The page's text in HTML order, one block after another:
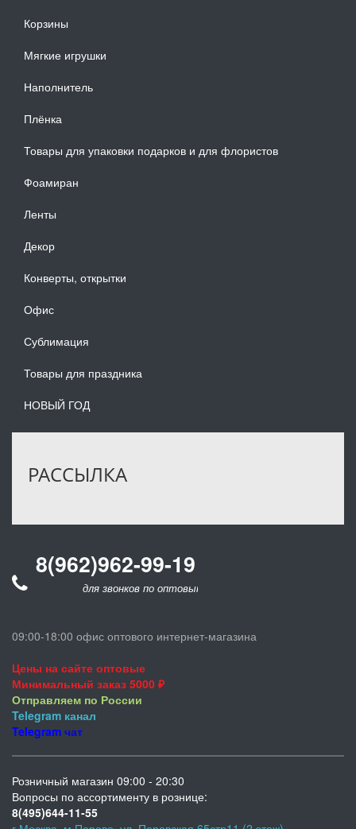
Корзины
Мягкие игрушки
Наполнитель
Плёнка
Товары для упаковки подарков и для флористов
Фоамиран
Ленты
Декор
Конверты, открытки
Офис
Сублимация
Товары для праздника
НОВЫЙ ГОД
РАССЫЛКА
8(962)962-99-19
для звонков по оптовым заказам
09:00-18:00 офис оптового интернет-магазина
Цены на сайте оптовые
Минимальный заказ 5000 ₽
Отправляем по России
Telegram канал
Telegram чат
Розничный магазин 09:00 - 20:30
Вопросы по ассортименту в рознице:
8(495)644-11-55